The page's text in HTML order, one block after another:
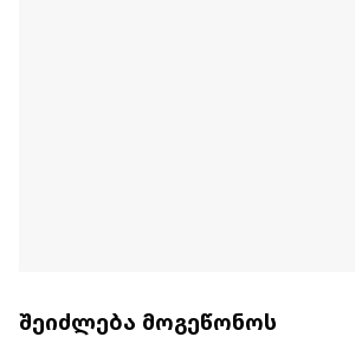
შეიძლება მოგეწონოს